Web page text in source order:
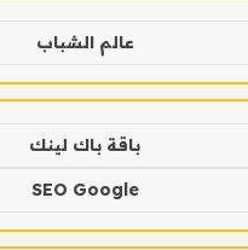
عالم الشباب
باقة باك لينك
SEO Google